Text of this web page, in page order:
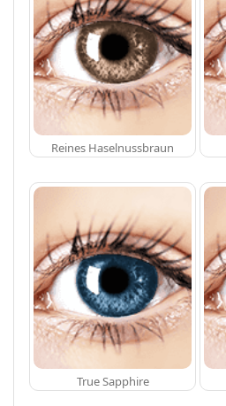
Reines Haselnussbraun
True Sapphire